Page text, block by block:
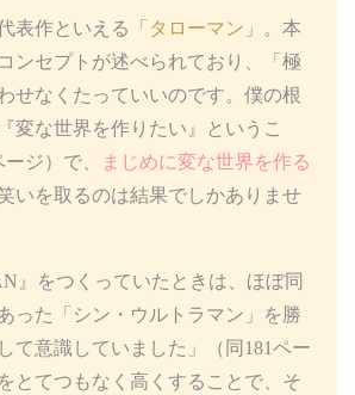
表作といえる「 タローマン 」。本
ンセプトが述べられており、「極
せなくたっていいのです。僕の根
変な世界を作りたい』というこ
ジ）で、
まじめに変な世界を作る
いを取るのは結果でしかありませ
』をつくっていたときは、ほぼ同
った「シン・ウルトラマン」を勝
て意識していました」（同181ペー
とてつもなく高くすることで、そ